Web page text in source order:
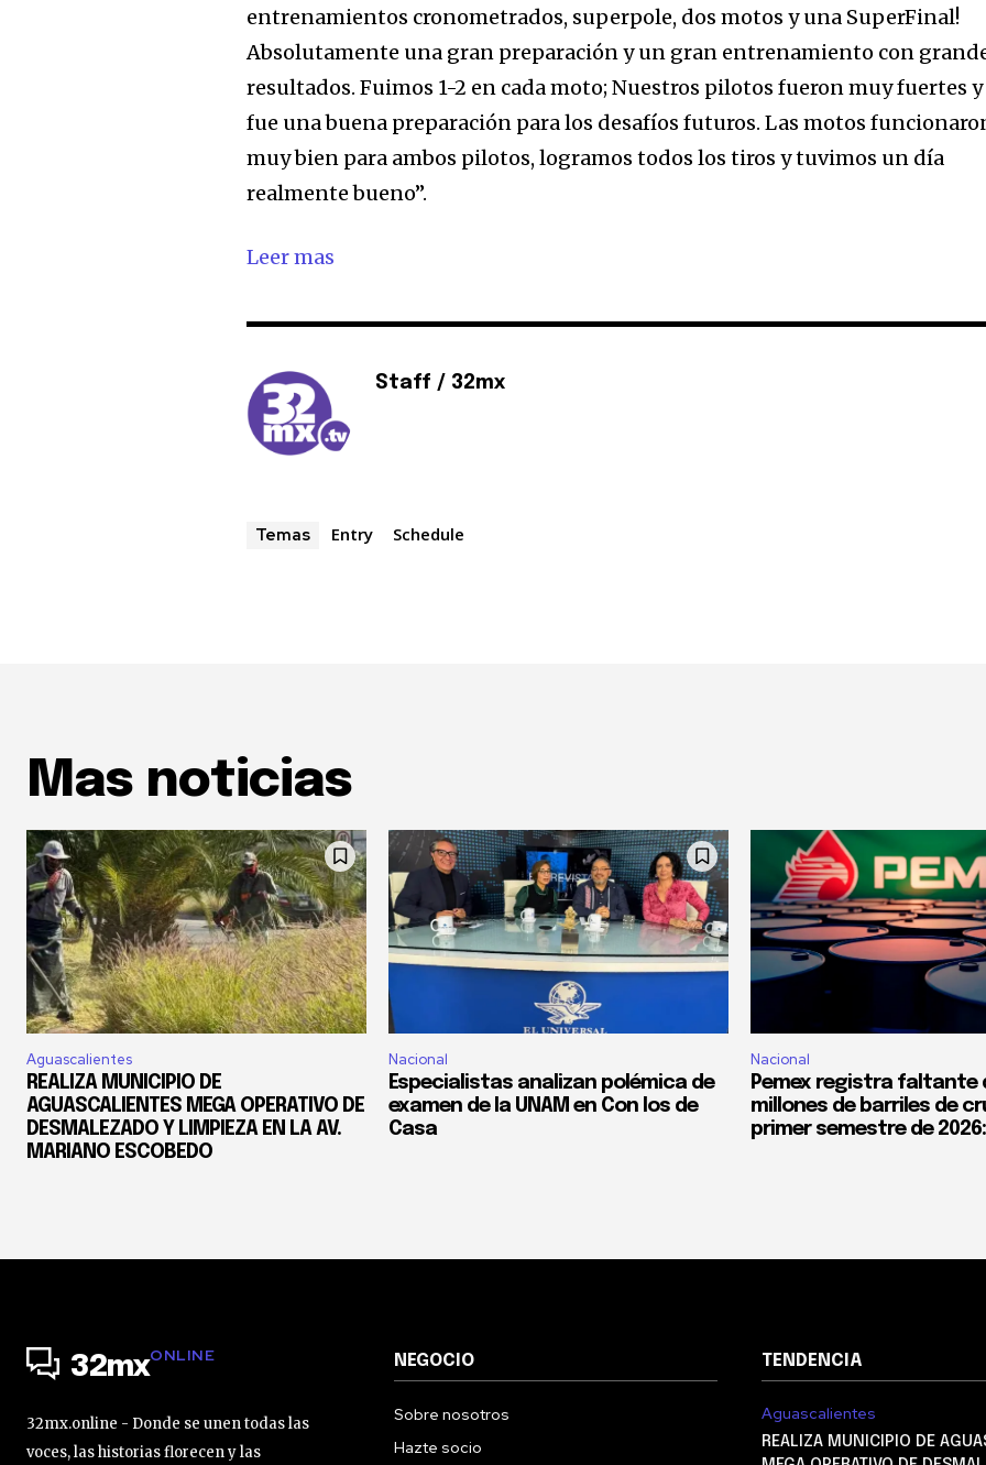
entrenamientos cronometrados, superpole, dos motos y una SuperFinal!
Absolutamente una gran preparación y un gran entrenamiento con
resultados. Fuimos 1-2 en cada moto; Nuestros pilotos fueron muy fuertes y
fue una buena preparación para los desafíos futuros. Las motos
muy bien para ambos pilotos, logramos todos los tiros y tuvimos un día
realmente bueno”.
Leer mas
Staff / 32mx
Temas Entry Schedule
Mas noticias
Aguascalientes
REALIZA MUNICIPIO DE
AGUASCALIENTES MEGA OPERATIVO DE
DESMALEZADO Y LIMPIEZA EN LA AV.
MARIANO ESCOBEDO
Nacional
Especialistas analizan polémica de
examen de la UNAM en Con los de
Casa
Nacional
Pemex registra faltante
millones de barriles de
primer semestre de
32mxONLINE
32mx.online - Donde se unen todas las
voces, las historias florecen y las
NEGOCIO
Sobre nosotros
Hazte socio
TENDENCIA
Aguascalientes
REALIZA MUNICIPIO DE